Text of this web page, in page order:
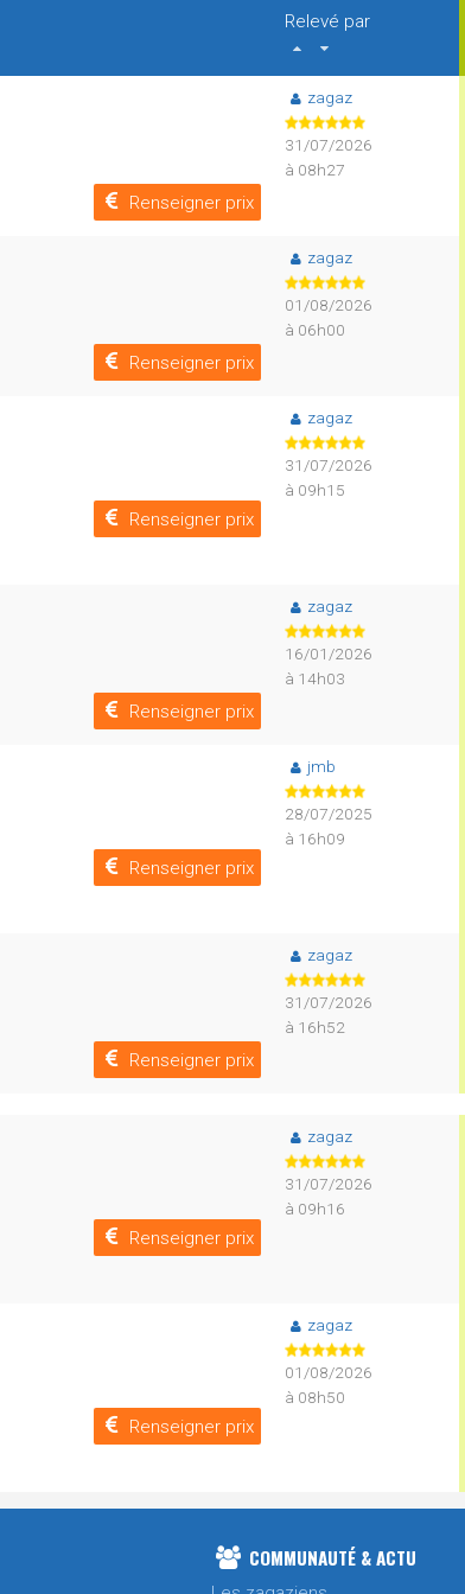
Relevé par
Renseigner prix
zagaz
31/07/2026
à 08h27
Renseigner prix
zagaz
01/08/2026
à 06h00
Renseigner prix
zagaz
31/07/2026
à 09h15
Renseigner prix
zagaz
16/01/2026
à 14h03
Renseigner prix
jmb
28/07/2025
à 16h09
Renseigner prix
zagaz
31/07/2026
à 16h52
Renseigner prix
zagaz
31/07/2026
à 09h16
Renseigner prix
zagaz
01/08/2026
à 08h50
COMMUNAUTÉ & ACTU